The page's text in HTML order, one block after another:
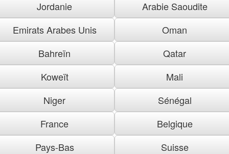
Jordanie
Arabie Saoudite
Emirats Arabes Unis
Oman
Bahreïn
Qatar
Koweït
Mali
Niger
Sénégal
France
Belgique
Pays-Bas
Suisse